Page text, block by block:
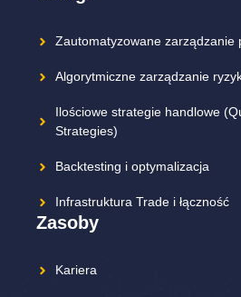
Zautomatyzowane zarządzanie
Algorytmiczne zarządzanie
Ilościowe strategie handlowe
Strategies)
Backtesting i optymalizacja
Infrastruktura Trade i łączność
Zasoby
Kariera